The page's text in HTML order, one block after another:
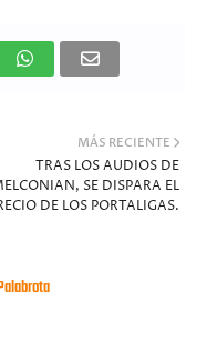
MÁS RECIENTE
TRAS LOS AUDIOS DE
SE DISPARA EL
DE LOS PORTALIGAS.